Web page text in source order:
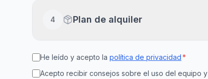
Recibe en 24-48h laborables
Recogida en clínica
Disponible en el día
4 Plan de alquiler
15
días
30
días
He leído y acepto la política de privacidad*
Acepto recibir consejos sobre el uso del equipo